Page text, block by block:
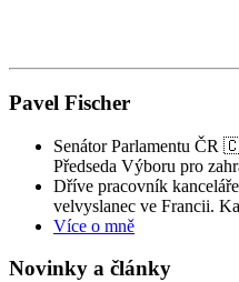
Pavel Fischer
Senátor Parlamentu ČR
Předseda Výboru pro
Dříve pracovník
velvyslanec ve Francii.
Více o mně
Novinky a články